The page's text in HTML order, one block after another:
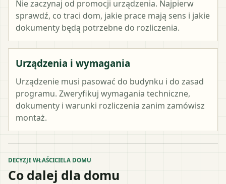
Nie zaczynaj od promocji urządzenia. Najpierw
sprawdź, co traci dom, jakie prace mają sens i jakie
dokumenty będą potrzebne do rozliczenia.
Urządzenia i wymagania
Urządzenie musi pasować do budynku i do zasad
programu. Zweryfikuj wymagania techniczne,
dokumenty i warunki rozliczenia zanim zamówisz
montaż.
DECYZJE WŁAŚCICIELA DOMU
Co dalej dla domu